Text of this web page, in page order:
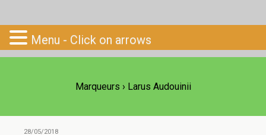
Go-South
Marqueurs › Larus Audouinii
28/05/2018
Menu - Click on arrows